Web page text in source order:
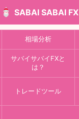
SABAI SABAI FX
相場分析
サバイサバイFXと
は？
トレードツール